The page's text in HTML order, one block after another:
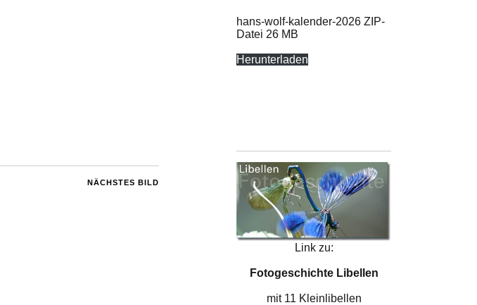
NÄCHSTES BILD
hans-wolf-kalender-2026 ZIP-
Datei 26 MB
Herunterladen
Link zu:
Fotogeschichte Libellen
mit 11 Kleinlibellen